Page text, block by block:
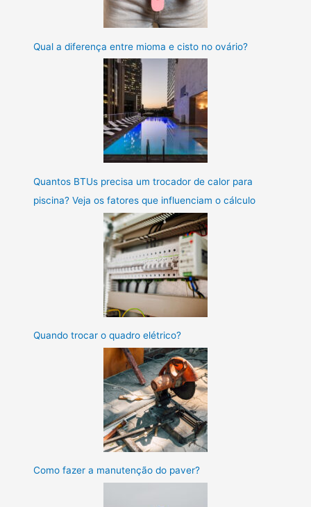
Qual a diferença entre mioma e cisto no ovário?
Quantos BTUs precisa um trocador de calor para
piscina? Veja os fatores que influenciam o cálculo
Quando trocar o quadro elétrico?
Como fazer a manutenção do paver?